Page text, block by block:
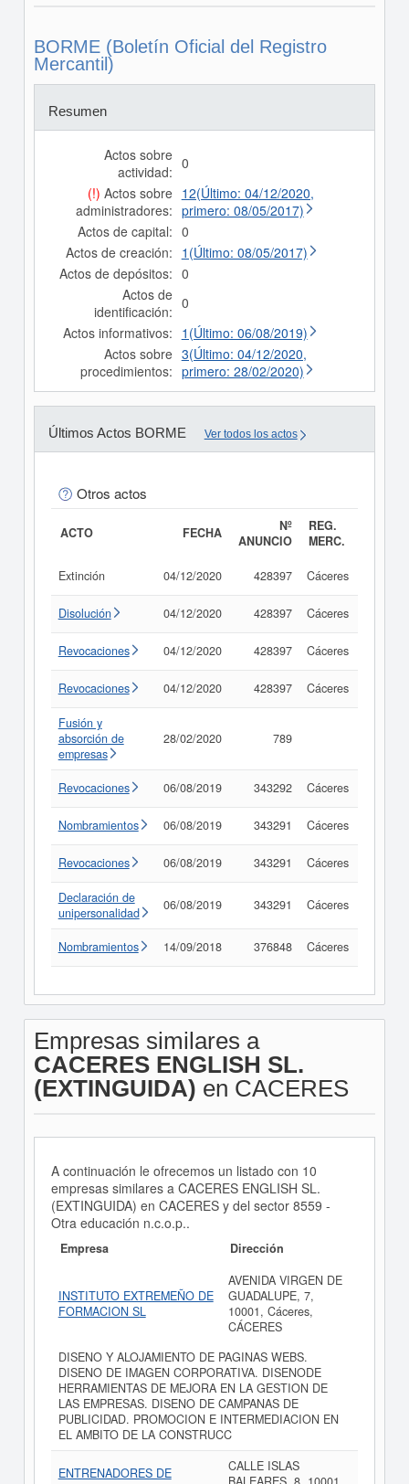
BORME (Boletín Oficial del Registro
Mercantil)
Resumen
Actos sobre
actividad: 0
(!) Actos sobre
administradores:
12(Último: 04/12/2020,
primero: 08/05/2017)
Actos de capital: 0
Actos de creación: 1(Último: 08/05/2017)
Actos de depósitos: 0
Actos de
identificación: 0
Actos informativos: 1(Último: 06/08/2019)
Actos sobre
procedimientos:
3(Último: 04/12/2020,
primero: 28/02/2020)
Últimos Actos BORME Ver todos los actos
Otros actos
ACTO FECHA
Nº
ANUNCIO
REG.
MERC.
Extinción 04/12/2020 428397 Cáceres
Disolución 04/12/2020 428397 Cáceres
Revocaciones 04/12/2020 428397 Cáceres
Revocaciones 04/12/2020 428397 Cáceres
Fusión y
absorción de
empresas
28/02/2020 789
Revocaciones 06/08/2019 343292 Cáceres
Nombramientos 06/08/2019 343291 Cáceres
Revocaciones 06/08/2019 343291 Cáceres
Declaración de
unipersonalidad
06/08/2019 343291 Cáceres
Nombramientos 14/09/2018 376848 Cáceres
Empresas similares a
CACERES ENGLISH SL.
(EXTINGUIDA) en CACERES
A continuación le ofrecemos un listado con 10
empresas similares a CACERES ENGLISH SL.
(EXTINGUIDA) en CACERES y del sector 8559 -
Otra educación n.c.o.p..
Empresa Dirección
INSTITUTO EXTREMEÑO DE
FORMACION SL
AVENIDA VIRGEN DE
GUADALUPE, 7,
10001, Cáceres,
CÁCERES
DISENO Y ALOJAMIENTO DE PAGINAS WEBS.
DISENO DE IMAGEN CORPORATIVA. DISENODE
HERRAMIENTAS DE MEJORA EN LA GESTION DE
LAS EMPRESAS. DISENO DE CAMPANAS DE
PUBLICIDAD. PROMOCION E INTERMEDIACION EN
EL AMBITO DE LA CONSTRUCC
ENTRENADORES DE
CALLE ISLAS